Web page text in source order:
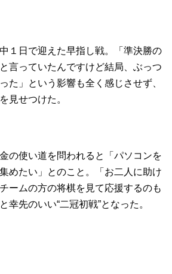
１日で迎えた早指し戦。「準決勝の
言っていたんですけど結局、ぶっつ
た」という影響も全く感じさせず、
見せつけた。
の使い道を問われると「パソコンを
めたい」とのこと。「お二人に助け
ームの方の将棋を見て応援するのも
幸先のいい“二冠初戦”となった。